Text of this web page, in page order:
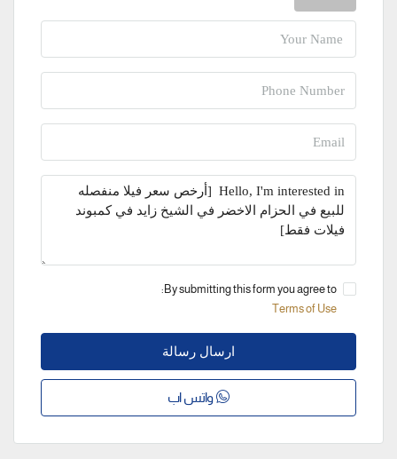
By submitting this form you agree to:
Terms of Use
ارسال رسالة
واتس اب